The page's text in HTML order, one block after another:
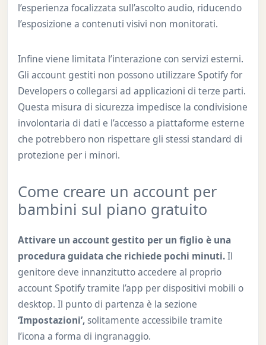
l’esperienza focalizzata sull’ascolto audio, riducendo
l’esposizione a contenuti visivi non monitorati.
Infine viene limitata l’interazione con servizi esterni.
Gli account gestiti non possono utilizzare Spotify for
Developers o collegarsi ad applicazioni di terze parti.
Questa misura di sicurezza impedisce la condivisione
involontaria di dati e l’accesso a piattaforme esterne
che potrebbero non rispettare gli stessi standard di
protezione per i minori.
Come creare un account per
bambini sul piano gratuito
Attivare un account gestito per un figlio è una
procedura guidata che richiede pochi minuti.Il
genitore deve innanzitutto accedere al proprio
account Spotify tramite l’app per dispositivi mobili o
desktop. Il punto di partenza è la sezione
‘Impostazioni’,solitamente accessibile tramite
l’icona a forma di ingranaggio.